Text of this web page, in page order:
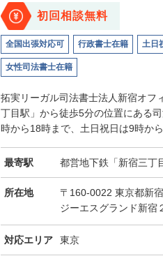
初回相談無料
全国出張対応可 行政書士在籍 土日
女性司法書士在籍
拓実リーガル司法書士法人新宿オフ
丁目駅」から徒歩5分の位置にある
時から18時まで、土日祝日は9時から
最寄駅 都営地下鉄「新宿三丁
所在地
〒160-0022 東京都新
ジーエスグランド新宿
対応エリア 東京